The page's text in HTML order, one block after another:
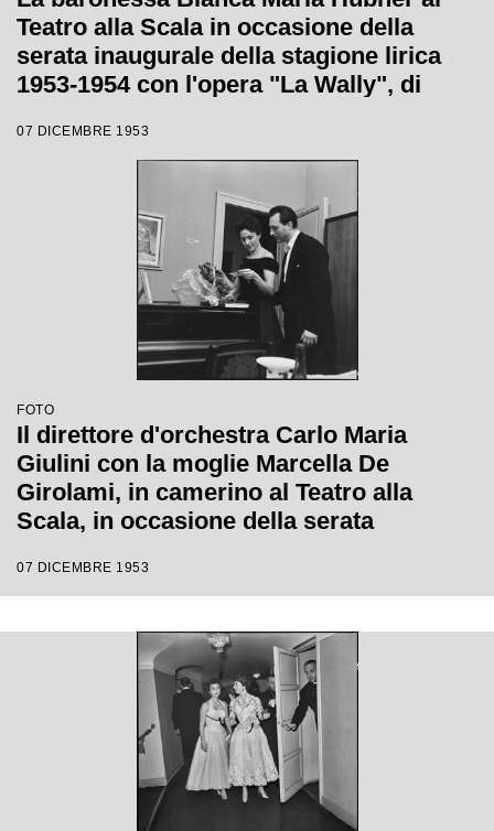
Teatro alla Scala in occasione della
serata inaugurale della stagione lirica
1953-1954 con l'opera "La Wally", di
Giulini, con la regia di Tatiana Pavlova
07 DICEMBRE 1953
FOTO
Il direttore d'orchestra Carlo Maria
Giulini con la moglie Marcella De
Girolami, in camerino al Teatro alla
Scala, in occasione della serata
1954 con l'opera "La Wally", di Alfredo
e la direzione di Giulini stesso
07 DICEMBRE 1953